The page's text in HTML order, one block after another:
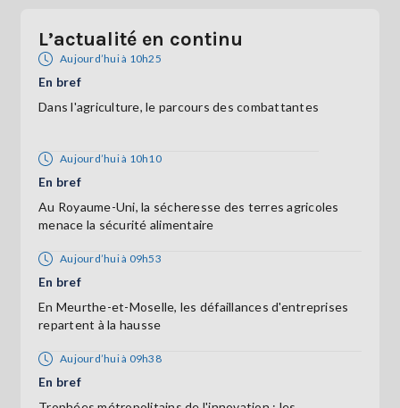
L’actualité en continu
Aujourd’hui à 10h25
En bref
Dans l'agriculture, le parcours des combattantes
Aujourd’hui à 10h10
En bref
Au Royaume-Uni, la sécheresse des terres agricoles
menace la sécurité alimentaire
Aujourd’hui à 09h53
En bref
En Meurthe-et-Moselle, les défaillances d'entreprises
repartent à la hausse
Aujourd’hui à 09h38
En bref